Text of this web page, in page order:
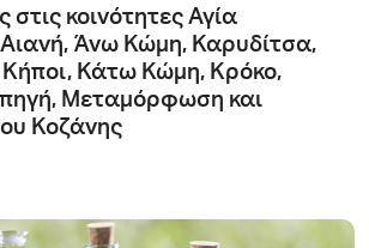
στις κοινότητες Αγία
Άνω Κώμη, Καρυδίτσα,
Κήποι, Κάτω Κώμη, Κρόκο,
Μεταμόρφωση και
Κοζάνης